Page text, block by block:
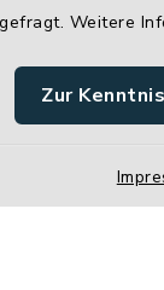
Weitere
Zur